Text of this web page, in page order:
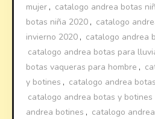
mujer , catalogo andrea botas
botas niña 2020 , catalogo
invierno 2020 , catalogo andrea
catalogo andrea botas para
botas vaqueras para hombre ,
y botines , catalogo andrea
catalogo andrea botas y botines
andrea botines , catalogo